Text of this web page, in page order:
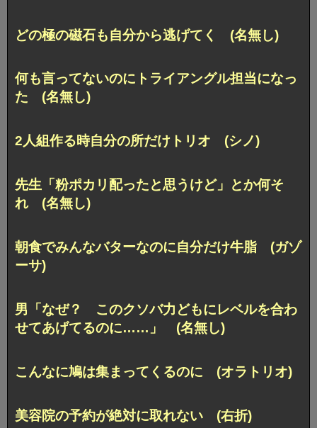
どの極の磁石も自分から逃げてく (名無し)
何も言ってないのにトライアングル担当になっ
た (名無し)
2人組作る時自分の所だけトリオ (シノ)
先生「粉ポカリ配ったと思うけど」とか何そ
れ (名無し)
朝食でみんなバターなのに自分だけ牛脂 (ガゾ
ーサ)
男「なぜ？ このクソバ力どもにレベルを合わ
せてあげてるのに……」 (名無し)
こんなに鳩は集まってくるのに (オラトリオ)
美容院の予約が絶対に取れない (右折)